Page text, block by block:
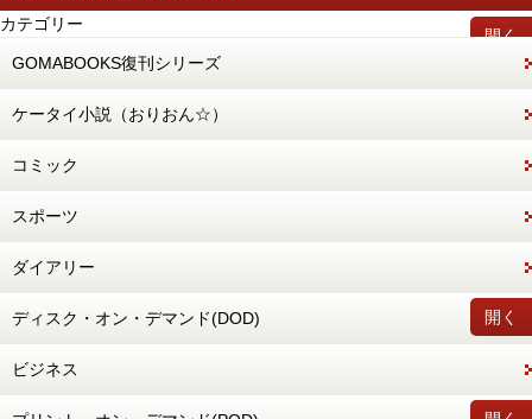
開く
カテゴリー
GOMABOOKS復刊シリーズ
ケータイ小説（おりおん☆）
コミック
スポーツ
ダイアリー
開く
ディスク・オン・デマンド(DOD)
ビジネス